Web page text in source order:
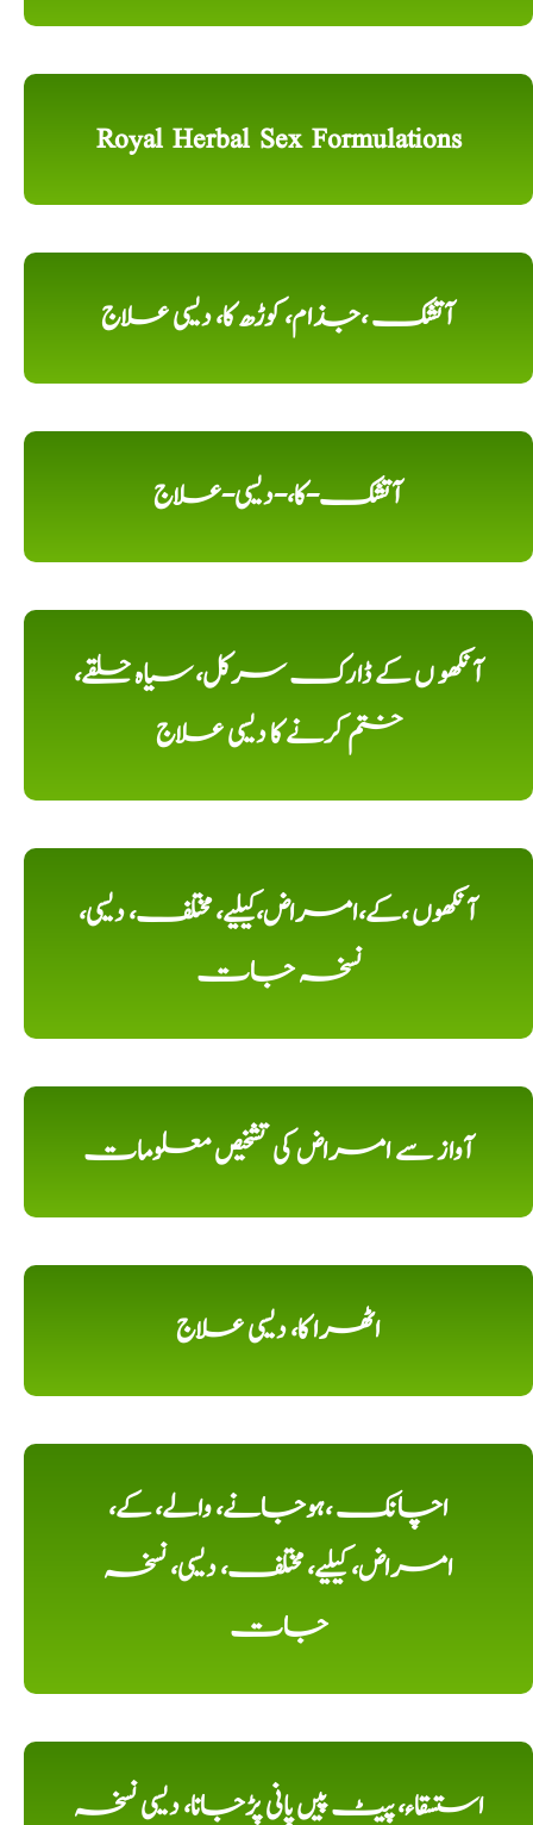
Royal Herbal Sex Formulations
آتشک ،جذام، کوڑھ کا، دیسی علاج
آتشک-کا،-دیسی-علاج
آنکھو ں کے ڈارک سرکل، سیاہ حلقے،
ختم کرنے کا دیسی علاج
آنکھوں ،کے،امراض،کیلیے، مختلف، دیسی،
نسخہ جات
آواز سے امراض کی تشخیص معلومات
اٹھرا کا، دیسی علاج
اچانک ،ہوجانے، والے، کے،
امراض، کیلیے، مختلف، دیسی، نسخہ
جات
استسقاء، پیٹ پیں پانی پڑجانا، دیسی نسخہ